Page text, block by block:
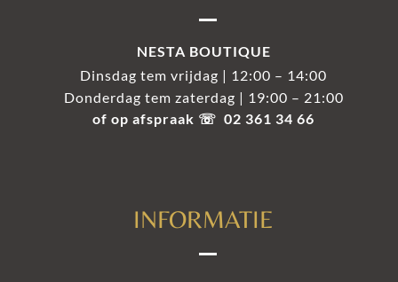
NESTA BOUTIQUE
Dinsdag tem vrijdag | 12:00 – 14:00
Donderdag tem zaterdag | 19:00 – 21:00
of op afspraak ☏ 02 361 34 66
INFORMATIE